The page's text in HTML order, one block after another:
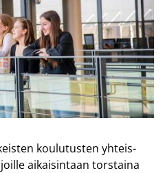
kou­lu­tus­ten yh­teis­
ai­kai­sin­taan tors­tai­na